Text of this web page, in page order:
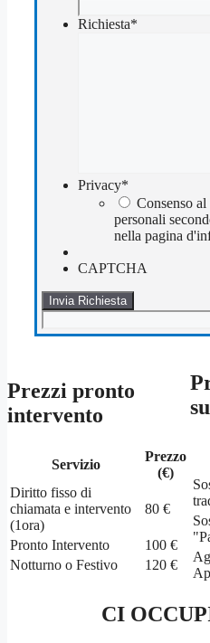
Richiesta*
Privacy*
Consenso
personali
nella pagina
CAPTCHA
Prezzi pronto
intervento
Servizio
Prezzo
(€)
Diritto fisso di
chiamata e intervento
(1ora)
80 €
Pronto Intervento
100 €
Notturno o Festivo
120 €
CI